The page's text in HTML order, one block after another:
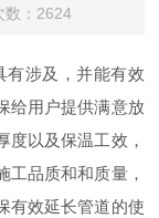
：2624
有涉及，并能有效
给用户提供满意放
度以及保温工效，
工品质和和质量，
有效延长管道的使